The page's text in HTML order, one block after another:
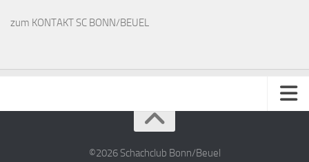
zum KONTAKT SC BONN/BEUEL
©2026 Schachclub Bonn/Beuel